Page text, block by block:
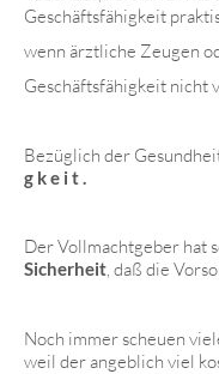
Geschäftsfähigkeit
wenn ärztliche Zeugen
Geschäftsfähigkeit nicht
Bezüglich der
g k e i t .
Der Vollmachtgeber hat
Sicherheit, daß die
Noch immer scheuen
weil der angeblich viel